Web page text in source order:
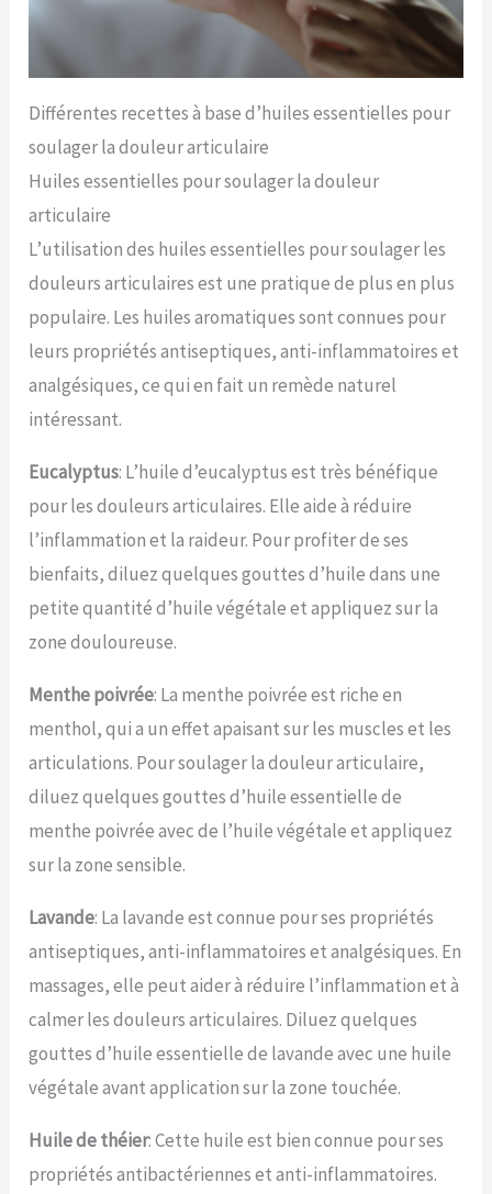
Différentes recettes à base d’huiles essentielles pour
soulager la douleur articulaire
Huiles essentielles pour soulager la douleur
articulaire
L’utilisation des huiles essentielles pour soulager les
douleurs articulaires est une pratique de plus en plus
populaire. Les huiles aromatiques sont connues pour
leurs propriétés antiseptiques, anti-inflammatoires et
analgésiques, ce qui en fait un remède naturel
intéressant.
Eucalyptus: L’huile d’eucalyptus est très bénéfique
pour les douleurs articulaires. Elle aide à réduire
l’inflammation et la raideur. Pour profiter de ses
bienfaits, diluez quelques gouttes d’huile dans une
petite quantité d’huile végétale et appliquez sur la
zone douloureuse.
Menthe poivrée: La menthe poivrée est riche en
menthol, qui a un effet apaisant sur les muscles et les
articulations. Pour soulager la douleur articulaire,
diluez quelques gouttes d’huile essentielle de
menthe poivrée avec de l’huile végétale et appliquez
sur la zone sensible.
Lavande: La lavande est connue pour ses propriétés
antiseptiques, anti-inflammatoires et analgésiques. En
massages, elle peut aider à réduire l’inflammation et à
calmer les douleurs articulaires. Diluez quelques
gouttes d’huile essentielle de lavande avec une huile
végétale avant application sur la zone touchée.
Huile de théier: Cette huile est bien connue pour ses
propriétés antibactériennes et anti-inflammatoires.